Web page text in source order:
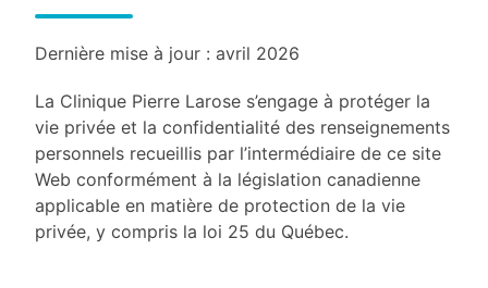
Dernière mise à jour : avril 2026
La Clinique Pierre Larose s’engage à protéger la
vie privée et la confidentialité des renseignements
personnels recueillis par l’intermédiaire de ce site
Web conformément à la législation canadienne
applicable en matière de protection de la vie
privée, y compris la loi 25 du Québec.